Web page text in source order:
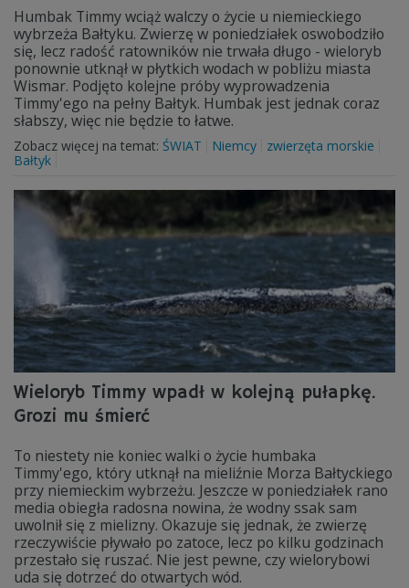
Humbak Timmy wciąż walczy o życie u niemieckiego
wybrzeża Bałtyku. Zwierzę w poniedziałek oswobodziło
się, lecz radość ratowników nie trwała długo - wieloryb
ponownie utknął w płytkich wodach w pobliżu miasta
Wismar. Podjęto kolejne próby wyprowadzenia
Timmy'ego na pełny Bałtyk. Humbak jest jednak coraz
słabszy, więc nie będzie to łatwe.
Zobacz więcej na temat: ŚWIAT Niemcy
zwierzęta morskie
Bałtyk
Wieloryb Timmy wpadł w kolejną pułapkę.
Grozi mu śmierć
To niestety nie koniec walki o życie humbaka
Timmy'ego, który utknął na mieliźnie Morza Bałtyckiego
przy niemieckim wybrzeżu. Jeszcze w poniedziałek rano
media obiegła radosna nowina, że wodny ssak sam
uwolnił się z mielizny. Okazuje się jednak, że zwierzę
rzeczywiście pływało po zatoce, lecz po kilku godzinach
przestało się ruszać. Nie jest pewne, czy wielorybowi
uda się dotrzeć do otwartych wód.